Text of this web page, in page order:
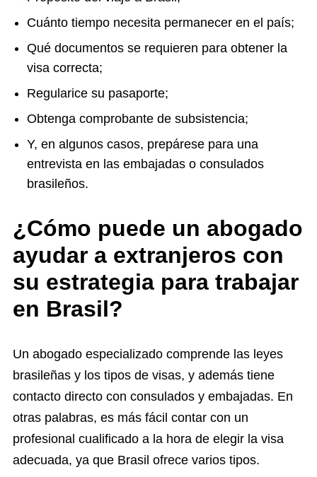
Cuánto tiempo necesita permanecer en el país;
Qué documentos se requieren para obtener la
visa correcta;
Regularice su pasaporte;
Obtenga comprobante de subsistencia;
Y, en algunos casos, prepárese para una
entrevista en las embajadas o consulados
brasileños.
¿Cómo puede un abogado
ayudar a extranjeros con
su estrategia para trabajar
en Brasil?
Un abogado especializado comprende las leyes
brasileñas y los tipos de visas, y además tiene
contacto directo con consulados y embajadas. En
otras palabras, es más fácil contar con un
profesional cualificado a la hora de elegir la visa
adecuada, ya que Brasil ofrece varios tipos.